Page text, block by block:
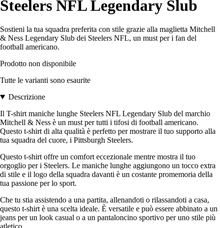
Steelers NFL Legendary Slub
Sostieni la tua squadra preferita con stile grazie alla maglietta Mitchell
& Ness Legendary Slub dei Steelers NFL, un must per i fan del
football americano.
Prodotto non disponibile
Tutte le varianti sono esaurite
Descrizione
Il T-shirt maniche lunghe Steelers NFL Legendary Slub del marchio
Mitchell & Ness è un must per tutti i tifosi di football americano.
Questo t-shirt di alta qualità è perfetto per mostrare il tuo supporto alla
tua squadra del cuore, i Pittsburgh Steelers.
Questo t-shirt offre un comfort eccezionale mentre mostra il tuo
orgoglio per i Steelers. Le maniche lunghe aggiungono un tocco extra
di stile e il logo della squadra davanti è un costante promemoria della
tua passione per lo sport.
Che tu stia assistendo a una partita, allenandoti o rilassandoti a casa,
questo t-shirt è una scelta ideale. È versatile e può essere abbinato a un
jeans per un look casual o a un pantaloncino sportivo per uno stile più